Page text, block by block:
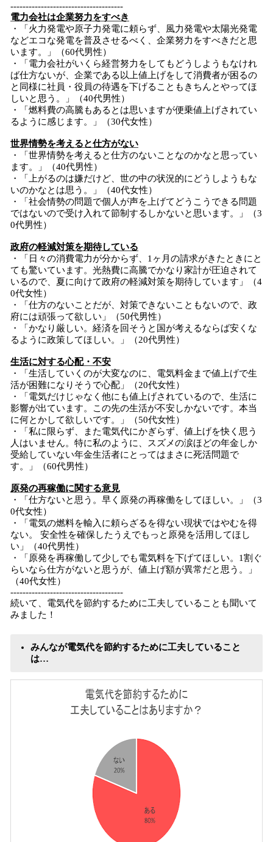
-------------------------------------
電力会社は企業努力をすべき
・「火力発電や原子力発電に頼らず、風力発電や太陽光発電
などエコな発電を普及させるべく、企業努力をすべきだと思
います。」（60代男性）
・「電力会社がいくら経営努力をしてもどうしようもなけれ
ば仕方ないが、企業である以上値上げをして消費者が困るの
と同様に社員・役員の待遇を下げることもきちんとやってほ
しいと思う。」（40代男性）
・「燃料費の高騰もあるとは思いますが便乗値上げされてい
るように感じます。」（30代女性）
世界情勢を考えると仕方がない
・「世界情勢を考えると仕方のないことなのかなと思ってい
ます。」（40代男性）
・「上がるのは嫌だけど、世の中の状況的にどうしようもな
いのかなとは思う。」（40代女性）
・「社会情勢の問題で個人が声を上げてどうこうできる問題
ではないので受け入れて節制するしかないと思います。」（3
0代男性）
政府の軽減対策を期待している
・「日々の消費電力が分からず、1ヶ月の請求がきたときにと
ても驚いています。光熱費に高騰でかなり家計が圧迫されて
いるので、夏に向けて政府の軽減対策を期待しています」（4
0代女性）
・「仕方のないことだが、対策できないこともないので、政
府には頑張って欲しい」（50代男性）
・「かなり厳しい。経済を回そうと国が考えるならば安くな
るように政策してほしい。」（20代男性）
生活に対する心配・不安
・「生活していくのが大変なのに、電気料金まで値上げで生
活が困難になりそうで心配」（20代女性）
・「電気だけじゃなく他にも値上げされているので、生活に
影響が出ています。この先の生活が不安しかないです。本当
に何とかして欲しいです。」（50代女性）
・「私に限らず、また電気代にかぎらず、値上げを快く思う
人はいません。特に私のように、スズメの涙ほどの年金しか
受給していない年金生活者にとってはまさに死活問題で
す。」（60代男性）
原発の再稼働に関する意見
・「仕方ないと思う。早く原発の再稼働をしてほしい。」（3
0代女性）
・「電気の燃料を輸入に頼らざるを得ない現状ではやむを得
ない。 安全性を確保したうえでもっと原発を活用してほし
い」（40代男性）
・「原発を再稼働して少しでも電気料を下げてほしい。1割ぐ
らいなら仕方がないと思うが、値上げ額が異常だと思う。」
（40代女性）
-------------------------------------
続いて、電気代を節約するために工夫していることも聞いて
みました！
みんなが電気代を節約するために工夫していること
は…